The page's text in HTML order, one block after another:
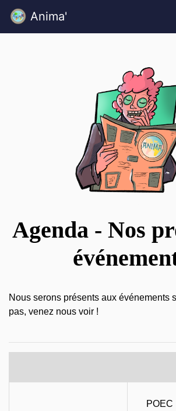
Anima'
Agenda - Nos
Nous serons présents aux événements
pas, venez nous voir !
POEC